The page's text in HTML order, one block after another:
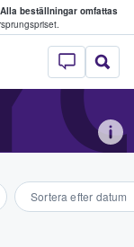
Alla beställningar omfattas
– där
Sortera efter datum